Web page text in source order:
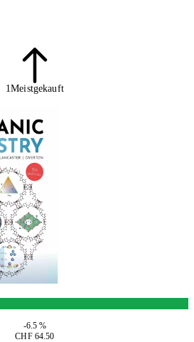
1Meistgekauft
-6.5 %
CHF 64.50